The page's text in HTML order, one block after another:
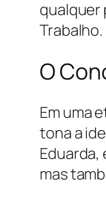
qualquer
Trabalho.
O
Em uma
tona a
mas